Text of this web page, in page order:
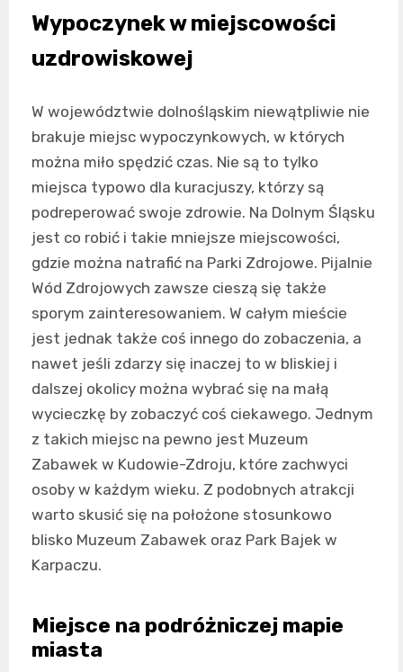
Wypoczynek w miejscowości
uzdrowiskowej
W województwie dolnośląskim niewątpliwie nie
brakuje miejsc wypoczynkowych, w których
można miło spędzić czas. Nie są to tylko
miejsca typowo dla kuracjuszy, którzy są
podreperować swoje zdrowie. Na Dolnym Śląsku
jest co robić i takie mniejsze miejscowości,
gdzie można natrafić na Parki Zdrojowe. Pijalnie
Wód Zdrojowych zawsze cieszą się także
sporym zainteresowaniem. W całym mieście
jest jednak także coś innego do zobaczenia, a
nawet jeśli zdarzy się inaczej to w bliskiej i
dalszej okolicy można wybrać się na małą
wycieczkę by zobaczyć coś ciekawego. Jednym
z takich miejsc na pewno jest Muzeum
Zabawek w Kudowie-Zdroju, które zachwyci
osoby w każdym wieku. Z podobnych atrakcji
warto skusić się na położone stosunkowo
blisko Muzeum Zabawek oraz Park Bajek w
Karpaczu.
Miejsce na podróżniczej mapie
miasta